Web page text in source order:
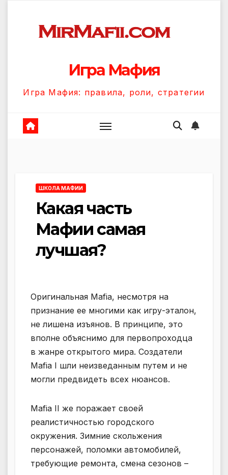
содержанию
Игра Мафия
Игра Мафия: правила, роли, стратегии
ШКОЛА МАФИИ
Какая часть
Мафии самая
лучшая?
Оригинальная Mafia, несмотря на
признание ее многими как игру-эталон,
не лишена изъянов. В принципе, это
вполне объяснимо для первопроходца
в жанре открытого мира. Создатели
Mafia I шли неизведанным путем и не
могли предвидеть всех нюансов.
Mafia II же поражает своей
реалистичностью городского
окружения. Зимние скольжения
персонажей, поломки автомобилей,
требующие ремонта, смена сезонов –